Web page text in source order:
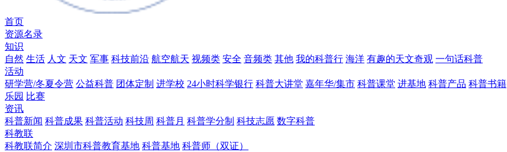
首页
资源名录
知识
自然 生活 人文 天文 军事 科技前沿 航空航天 视频类 安全 音频类 其他 我的科普行 海洋 有趣的天文奇观 一句话科普
活动
研学营/冬夏令营 公益科普 团体定制 进学校 24小时科学银行 科普大讲堂 嘉年华/集市 科普课堂 进基地 科普产品 科普书籍
乐园 比赛
资讯
科普新闻 科普成果 科普活动 科技周 科普月 科普学分制 科技志愿 数字科普
科教联
科教联简介 深圳市科普教育基地 科普基地 科普师（双证）